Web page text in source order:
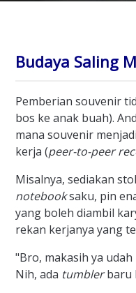
Budaya Saling
Pemberian souvenir
bos ke anak buah).
mana souvenir
kerja (peer-to-peer
Misalnya, sediakan
notebooksaku, pin
yang boleh diambil
rekan kerjanya yang
"Bro, makasih ya
Nih, ada tumblerbaru